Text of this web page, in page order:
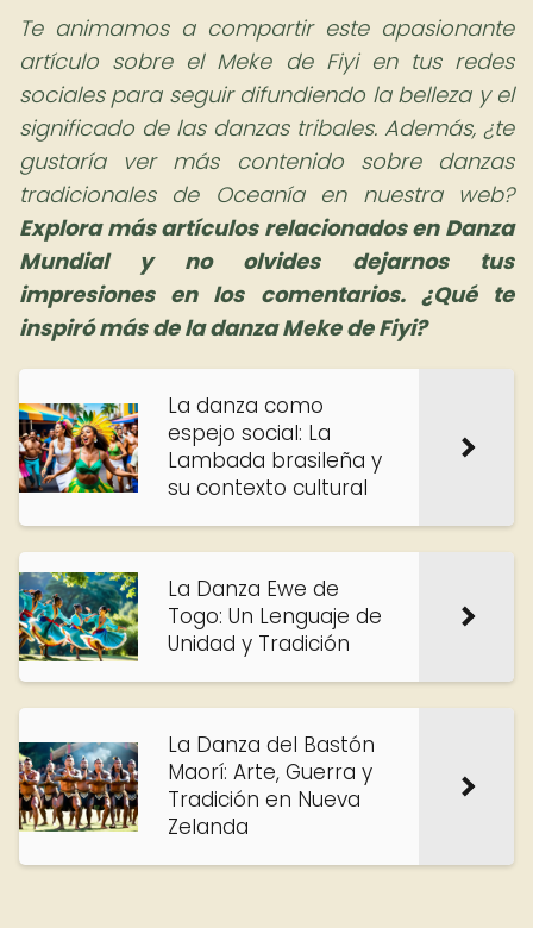
Te animamos a compartir este apasionante
artículo sobre el Meke de Fiyi en tus redes
sociales para seguir difundiendo la belleza y el
significado de las danzas tribales. Además, ¿te
gustaría ver más contenido sobre danzas
tradicionales de Oceanía en nuestra web?
Explora más artículos relacionados en Danza
Mundial y no olvides dejarnos tus
impresiones en los comentarios. ¿Qué te
inspiró más de la danza Meke de Fiyi?
La danza como
espejo social: La
Lambada brasileña y
su contexto cultural
La Danza Ewe de
Togo: Un Lenguaje de
Unidad y Tradición
La Danza del Bastón
Maorí: Arte, Guerra y
Tradición en Nueva
Zelanda